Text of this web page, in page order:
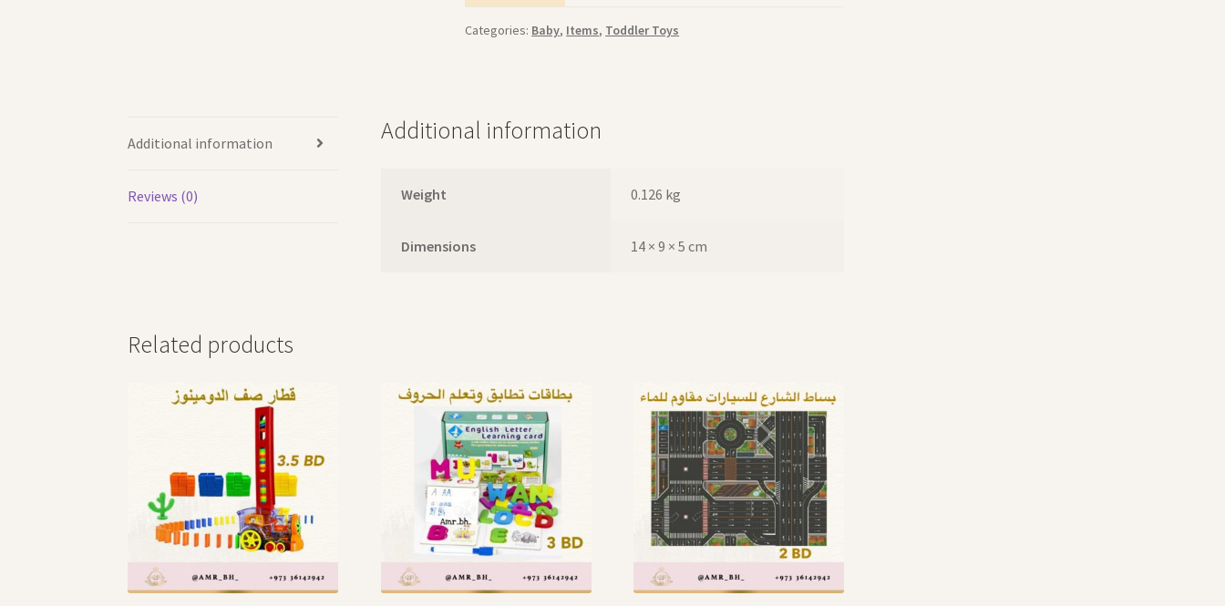
الخشبي
وردي
Categories: Baby, Items, Toddler Toys
Additional information
Reviews (0)
Additional information
Weight 0.126 kg
Dimensions 14 × 9 × 5 cm
Related products